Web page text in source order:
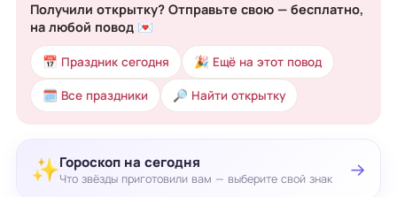
Получили открытку? Отправьте свою — бесплатно,
на любой повод 💌
📅 Праздник сегодня 🎉 Ещё на этот повод
🗓 Все праздники 🔎 Найти открытку
✨Гороскоп на сегодня
Что звёзды приготовили вам — выберите свой знак →